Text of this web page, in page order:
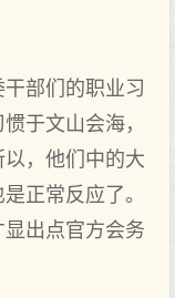
部们的职业习
于文山会海，
，他们中的大
正常反应了。
出点官方会务